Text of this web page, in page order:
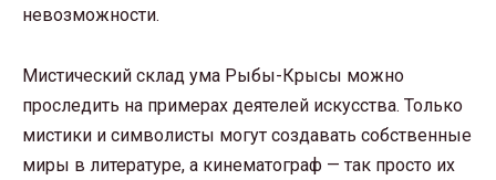
невозможности.
Мистический склад ума Рыбы-Крысы можно
проследить на примерах деятелей искусства. Только
мистики и символисты могут создавать собственные
миры в литературе, а кинематограф — так просто их